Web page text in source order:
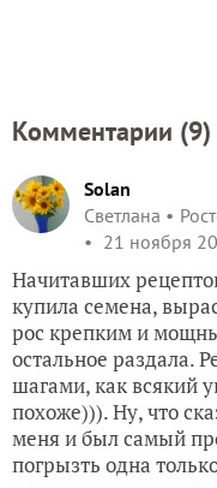
Комментарии (9)
Solan
Светлана
21 ноября
Начитавших
купила семена,
рос крепким и
остальное раздала.
шагами, как всякий
похоже))). Ну, что
меня и был самый
погрызть одна